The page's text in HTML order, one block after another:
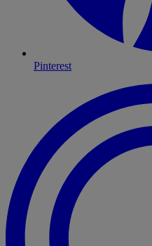
Pinterest